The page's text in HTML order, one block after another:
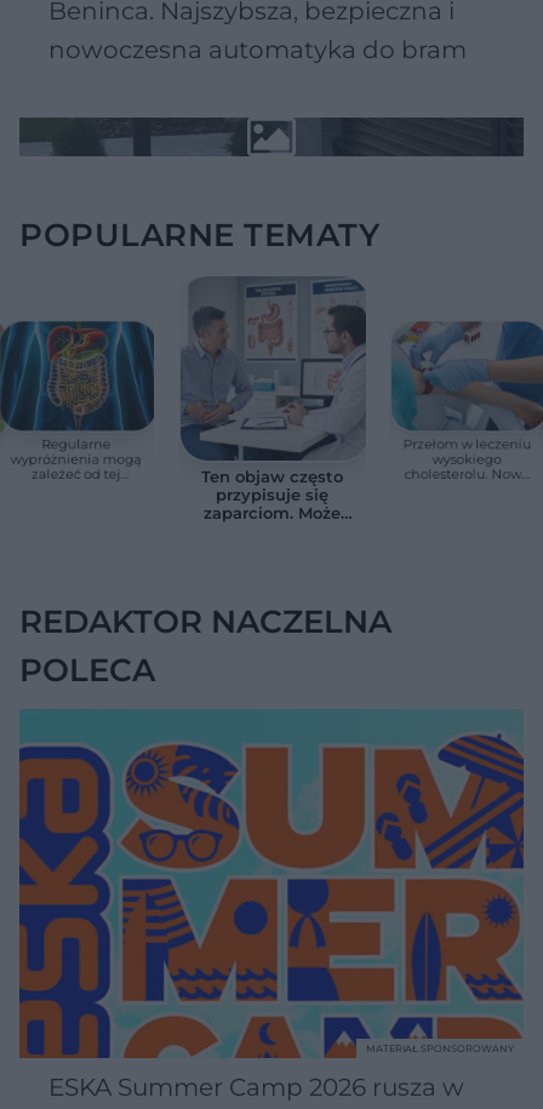
Beninca. Najszybsza, bezpieczna i
nowoczesna automatyka do bram
POPULARNE TEMATY
Regularne
wypróżnienia mogą
zależeć od tej
Ten objaw często
przypisuje się
zaparciom. Może
Przełom w leczeniu
wysokiego
cholesterolu. Nowa
REDAKTOR NACZELNA
POLECA
ESKA Summer Camp 2026 rusza w
MATERIAŁ SPONSOROWANY